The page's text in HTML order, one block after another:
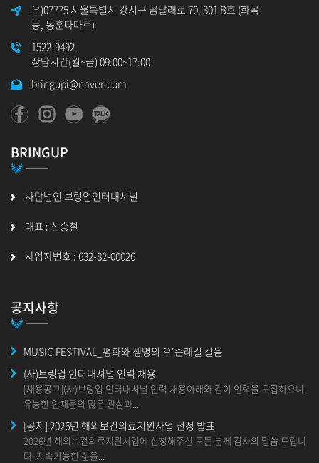
우)07775 서울특별시 강서구 곰달래로 70, 301 B호 (화곡
동, 동훈타마르)
1522-9492
상담시간(월~금) 09:00~17:00
bringupi@naver.com
BRINGUP
사단법인 브링업인터내셔널
대표 : 신승철
사업자번호 : 632-82-00026
공지사항
MUSIC FESTIVAL_평화와 생명의 오'순례길 걸음
(사)브링업 인터내셔널 인력 채용
[채용공고](사)브링업 인터내셔널 인력 채용아래와 같이 인력을 모집하오니,
유능한 인재들의 많은 관심과...
[공지] 2026년 해외보건의료지원사업 선정 발표
2026년 해외보건의료지원사업에 신청해주신 모든 분께 감사의 말씀 드립니
다. 지속가능한 삶을...